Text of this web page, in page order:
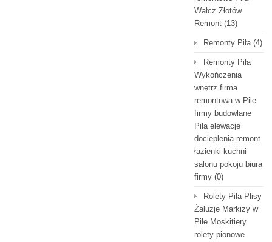
Wałcz Złotów
Remont (13)
Remonty Piła(4)
Remonty Piła
Wykończenia
wnętrz firma
remontowa w Pile
firmy budowlane
Pila elewacje
docieplenia remont
łazienki kuchni
salonu pokoju biura
firmy (0)
Rolety Piła Plisy
Żaluzje Markizy w
Pile Moskitiery
rolety pionowe